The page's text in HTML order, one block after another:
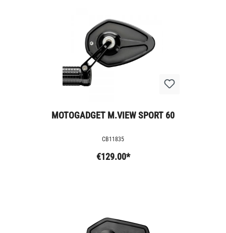
MOTOGADGET M.VIEW SPORT 60
CB11835
€129.00*